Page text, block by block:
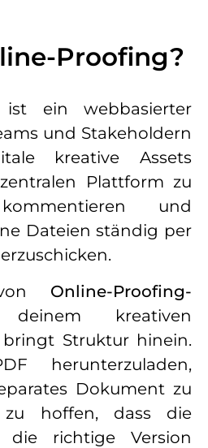
Proofing?
ist ein webbasierter
und Stakeholdern
kreative Assets
Plattform zu
und
Dateien ständig per
Online-Proofing-
kreativen
bringt Struktur hinein.
herunterzuladen,
Dokument zu
hoffen, dass die
die richtige Version